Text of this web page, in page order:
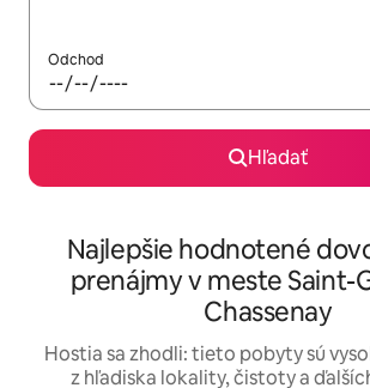
Odchod
Hľadať
Najlepšie hodnotené
prenájmy v meste Saint-
Chassenay
Hostia sa zhodli: tieto pobyty sú
z hľadiska lokality, čistoty a